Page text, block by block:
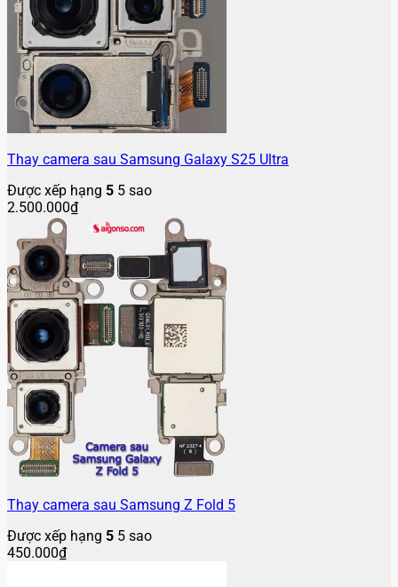
Thay camera sau Samsung Galaxy S25 Ultra
Được xếp hạng 5 5 sao
2.500.000₫
Thay camera sau Samsung Z Fold 5
Được xếp hạng 5 5 sao
450.000₫